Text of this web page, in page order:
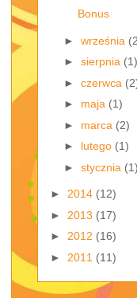
Bonus
► września
► sierpnia (1)
► czerwca
► maja (1)
► marca (2)
► lutego (1)
► stycznia (1)
► 2014 (12)
► 2013 (17)
► 2012 (16)
► 2011 (11)